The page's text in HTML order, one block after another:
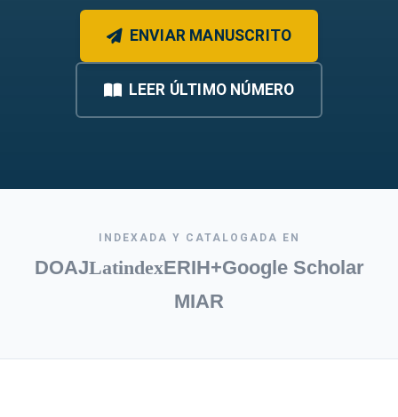
ENVIAR MANUSCRITO
LEER ÚLTIMO NÚMERO
INDEXADA Y CATALOGADA EN
DOAJLatindexERIH+Google Scholar
MIAR